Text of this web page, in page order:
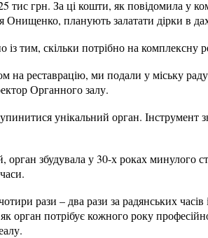
грн. За ці кошти, як повідомила у
Онищенко, планують залатати дірки в
тим, скільки потрібно на комплексну
на реставрацію, ми подали у міську
Органного залу.
унікальний орган. Інструмент
збудувала у 30-х роках минулого
рази – два рази за радянських
орган потрібує кожного року